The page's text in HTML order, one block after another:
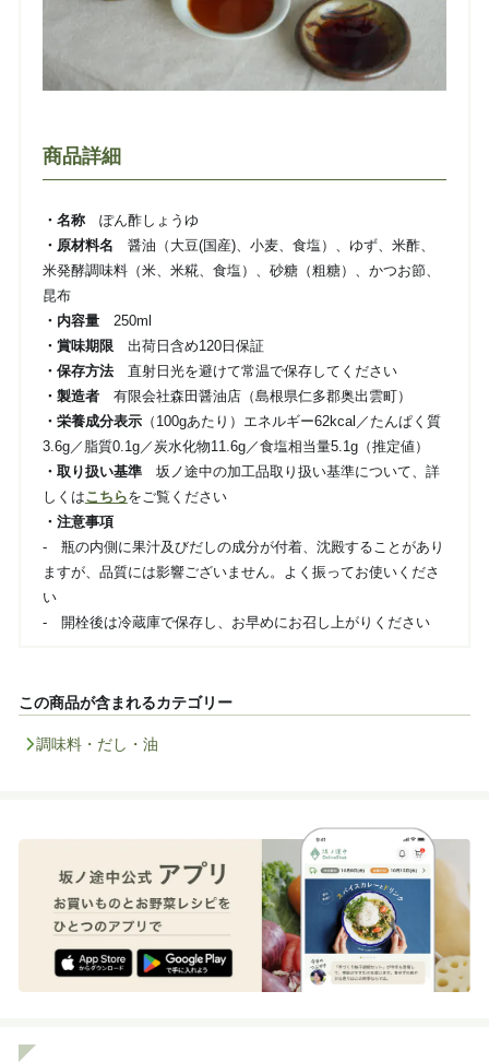
商品詳細
・名称ぽん酢しょうゆ
・原材料名 醤油（大豆(国産)、小麦、食塩）、ゆず、米酢、
米発酵調味料（米、米糀、食塩）、砂糖（粗糖）、かつお節、
昆布
・内容量250ml
・賞味期限出荷日含め120日保証
・保存方法直射日光を避けて常温で保存してください
・製造者有限会社森田醤油店（島根県仁多郡奥出雲町）
・栄養成分表示（100gあたり）エネルギー62kcal／たんぱく質
3.6g／脂質0.1g／炭水化物11.6g／食塩相当量5.1g（推定値）
・取り扱い基準坂ノ途中の加工品取り扱い基準について、詳
しくはこちらをご覧ください
・注意事項
- 瓶の内側に果汁及びだしの成分が付着、沈殿することがあり
ますが、品質には影響ございません。よく振ってお使いくださ
い
- 開栓後は冷蔵庫で保存し、お早めにお召し上がりください
この商品が含まれるカテゴリー
調味料・だし・油